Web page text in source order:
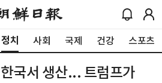
정치 사회 국제 건강 스포츠
국서 생산... 트럼프가